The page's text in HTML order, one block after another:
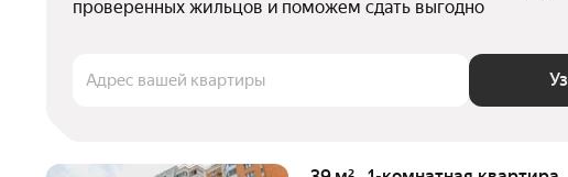
проверенных жильцов и поможем сдать выгодно
Адрес вашей квартиры